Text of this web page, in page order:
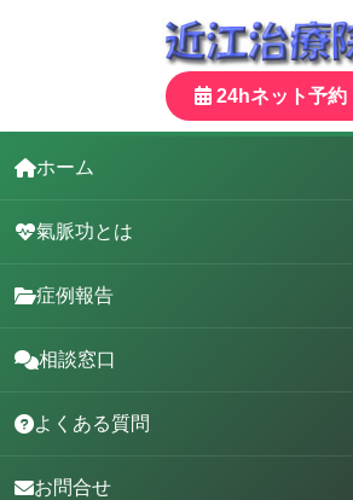
24hネット予約
ホーム
氣脈功とは
症例報告
相談窓口
よくある質問
お問合せ